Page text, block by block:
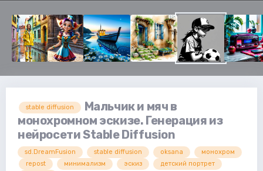
stable diffusion
Мальчик и мяч в
монохромном эскизе. Генерация из
нейросети Stable Diffusion
sd.DreamFusion stable diffusion oksana
монохром
repost
минимализм эскиз
детский портрет